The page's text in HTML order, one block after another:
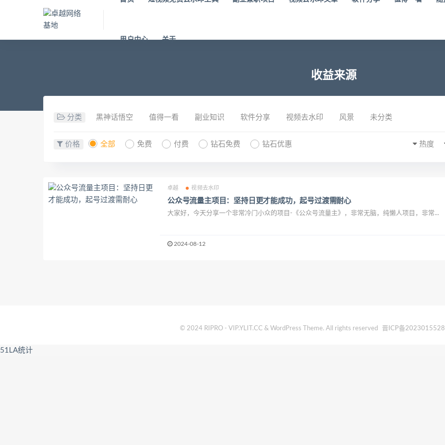
用户中心 关于
收益来源
分类 黑神话悟空 值得一看 副业知识 软件分享 视频去水印 风景 未分类
价格 全部 免费 付费 钻石免费 钻石优惠 热度
卓越 视频去水印
公众号流量主项目：坚持日更才能成功，起号过渡需耐心
大家好，今天分享一个非常冷门小众的项目-《公众号流量主》，非常无脑，纯懒人项目，非常...
2024-08-12
© 2024 RIPRO - VIP.YLIT.CC & WordPress Theme. All rights reserved 晋ICP备
51LA统计